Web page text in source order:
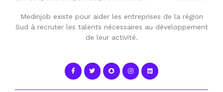
Medinjob existe pour aider les entreprises de la région
Sud à recruter les talents nécessaires au développement
de leur activité.